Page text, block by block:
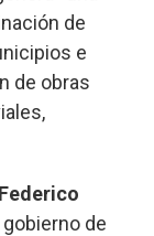
de
e
de obras
Federico
de